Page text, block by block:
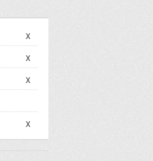
x
x
x
x